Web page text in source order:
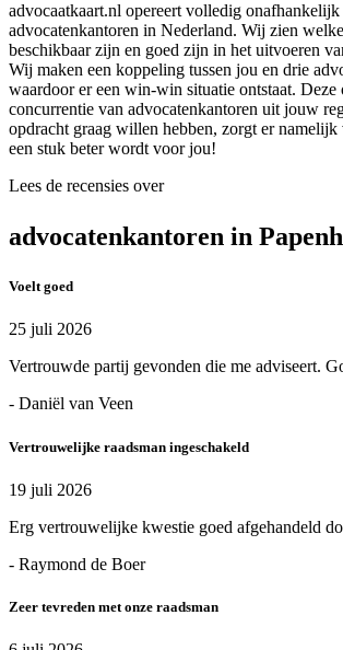
advocaatkaart.nl opereert volledig
advocatenkantoren in Nederland. Wij zien
beschikbaar zijn en goed zijn in het uitvoeren
Wij maken een koppeling tussen jou en drie
waardoor er een win-win situatie ontstaat. Deze
concurrentie van advocatenkantoren uit jouw
opdracht graag willen hebben, zorgt er
een stuk beter wordt voor jou!
Lees de recensies over
advocatenkantoren in
Voelt goed
25 juli 2026
Vertrouwde partij gevonden die me adviseert.
- Daniël van Veen
Vertrouwelijke raadsman ingeschakeld
19 juli 2026
Erg vertrouwelijke kwestie goed afgehandeld
- Raymond de Boer
Zeer tevreden met onze raadsman